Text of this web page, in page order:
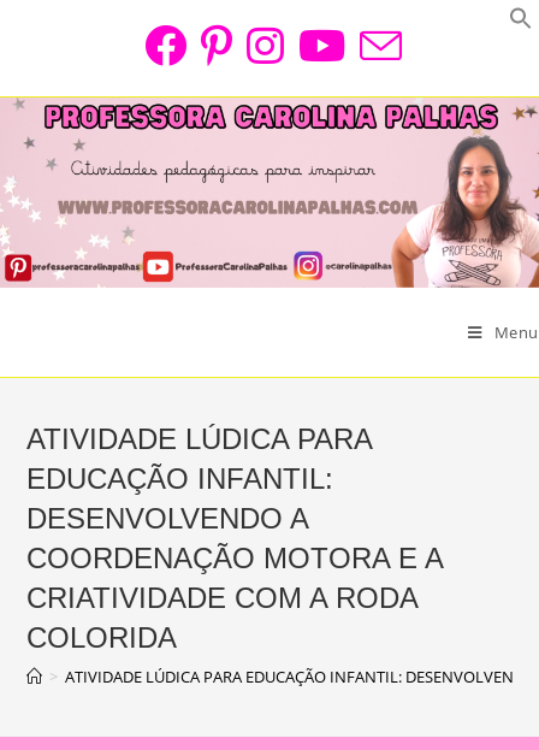
Menu
ATIVIDADE LÚDICA PARA
EDUCAÇÃO INFANTIL:
DESENVOLVENDO A
COORDENAÇÃO MOTORA E A
CRIATIVIDADE COM A RODA
COLORIDA
> ATIVIDADE LÚDICA PARA EDUCAÇÃO INFANTIL: